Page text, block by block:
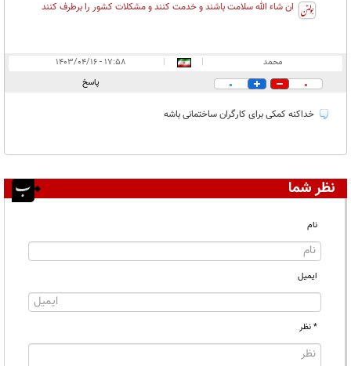
ان شاء الله سلامت باشند و خدمت کنند و مشکلات کشور را برطرف کنند
محمد |
|
۱۷:۵۸ - ۱۴۰۳/۰۴/۱۶
0
0 پاسخ
خداکنه کمکی برای کارگران ساختمانی باشه
نظر شما
نام
ایمیل
* نظر